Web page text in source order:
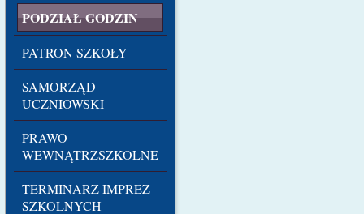
PODZIAŁ GODZIN
PATRON SZKOŁY
SAMORZĄD
UCZNIOWSKI
PRAWO
WEWNĄTRZSZKOLNE
TERMINARZ IMPREZ
SZKOLNYCH